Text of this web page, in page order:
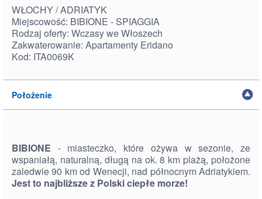
WŁOCHY / ADRIATYK
Miejscowość: BIBIONE - SPIAGGIA
Rodzaj oferty: Wczasy we Włoszech
Zakwaterowanie: Apartamenty Eridano
Kod: ITA0069K
Położenie
BIBIONE - miasteczko, które ożywa w sezonie, ze
wspaniałą, naturalną, długą na ok. 8 km plażą, położone
zaledwie 90 km od Wenecji, nad północnym Adriatykiem.
Jest to najbliższe z Polski ciepłe morze!